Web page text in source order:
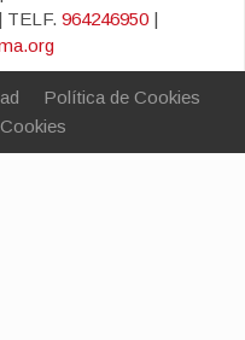
TELF. 964246950|
Política de Cookies